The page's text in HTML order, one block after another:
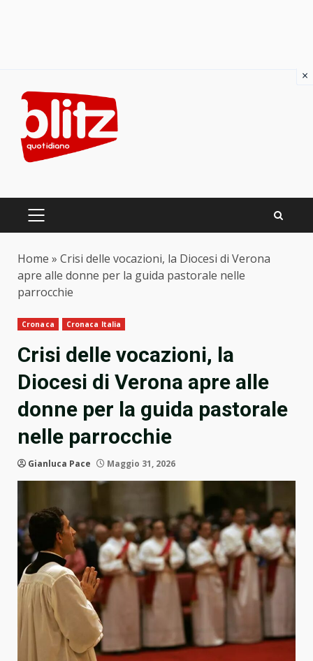
content
PRIMARY
Home » Crisi delle vocazioni, la Diocesi di Verona
apre alle donne per la guida pastorale nelle
parrocchie
Cronaca Cronaca Italia
Crisi delle vocazioni, la
Diocesi di Verona apre alle
donne per la guida pastorale
nelle parrocchie
Gianluca Pace Maggio 31, 2026
×